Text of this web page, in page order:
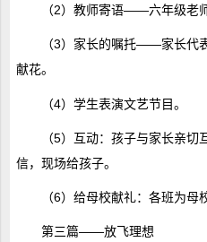
（2）教师寄语――六年级老
（3）家长的嘱托――家长代
献花。
（4）学生表演文艺节目。
（5）互动：孩子与家长亲
信，现场给孩子。
（6）给母校献礼：各班为母
第三篇――放飞理想